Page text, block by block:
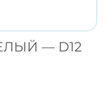
— D12